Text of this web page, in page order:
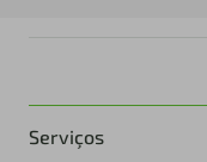
Serviços